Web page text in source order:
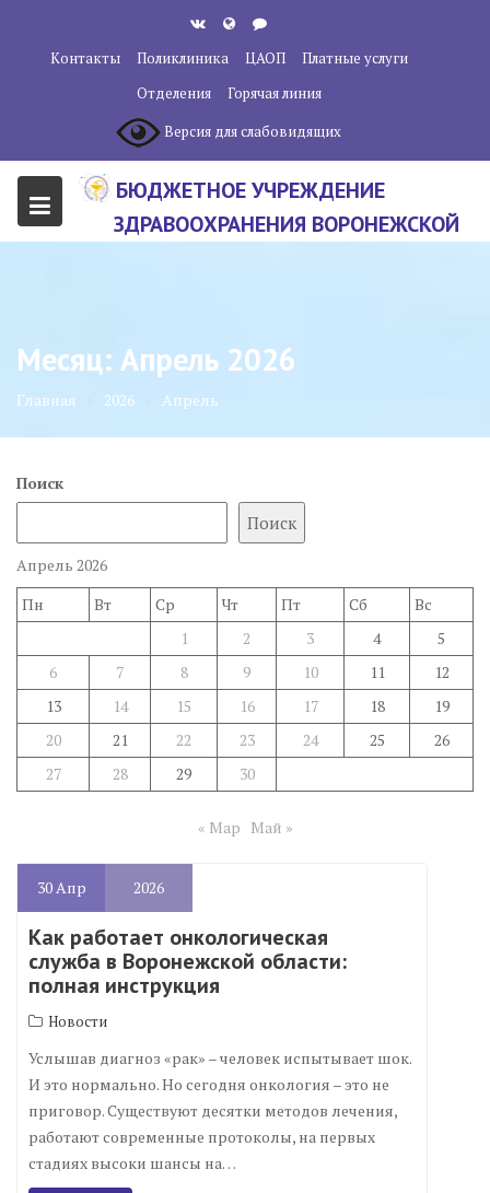
содержанию
Контакты Поликлиника ЦАОП
Платные услуги
Отделения
Горячая линия
Версия для слабовидящих
БЮДЖЕТНОЕ УЧРЕЖДЕНИЕ
ЗДРАВООХРАНЕНИЯ ВОРОНЕЖСКОЙ
ЦЕНТР"
Месяц: Апрель 2026
Главная 2026 Апрель
Поиск
Поиск
Апрель 2026
Пн
Вт Ср Чт Пт Сб
Вс
1
2 3 4
5
6
7 8 9 10 11
12
13
14 15 16 17 18
19
20
21 22 23 24 25
26
27
28 29 30
« Мар Май »
30Апр 2026
Как работает онкологическая
служба в Воронежской области:
полная инструкция
Новости
Услышав диагноз «рак» – человек испытывает шок.
И это нормально. Но сегодня онкология – это не
приговор. Существуют десятки методов лечения,
работают современные протоколы, на первых
стадиях высоки шансы на…